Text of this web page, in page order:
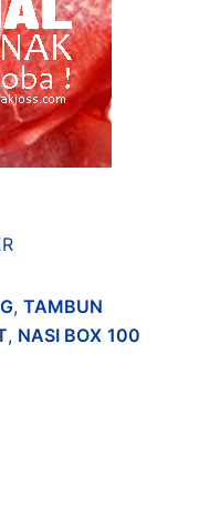
, TAMBUN
, NASI BOX 100